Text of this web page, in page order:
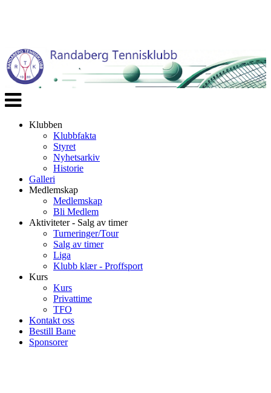
Veksle
navigasjon
Klubben
Klubbfakta
Styret
Nyhetsarkiv
Historie
Galleri
Medlemskap
Medlemskap
Bli Medlem
Aktiviteter - Salg av timer
Turneringer/Tour
Salg av timer
Liga
Klubb klær - Proffsport
Kurs
Kurs
Privattime
TFO
Kontakt oss
Bestill Bane
Sponsorer